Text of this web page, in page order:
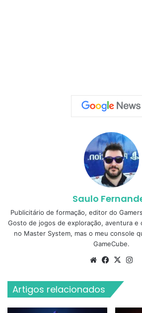
Saulo
Publicitário de formação, editor do
Gosto de jogos de exploração, aventura e
no Master System, mas o meu console
GameCube.
WebsiteFacebook
X
Artigos relacionados